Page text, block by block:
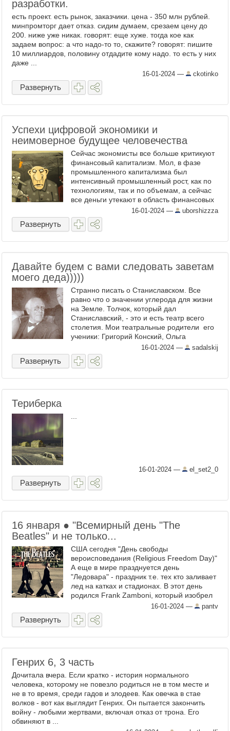
разработки.
есть проект. есть рынок, заказчики. цена - 350 млн рублей.
минпромторг дает отказ. сидим думаем, срезаем цену до
200. ниже уже никак. говорят: еще хуже. тогда кое как
задаем вопрос: а что надо-то то, скажите? говорят: пишите
10 миллиардов, половину отдадите кому надо. то есть у них
даже ...
16-01-2024 — ckotinko
Развернуть
Успехи цифровой экономики и
неимоверное будущее человечества
Сейчас экономисты все больше критикуют
финансовый капитализм. Мол, в фазе
промышленного капитализма был
интенсивный промышленный рост, как по
технологиям, так и по объемам, а сейчас
все деньги утекают в область финансовых
спекуляций. Некоторые экономисты
доходят до такого бесстыдства, ...
16-01-2024 — uborshizzza
Развернуть
Давайте будем с вами следовать заветам
моего деда)))))
Странно писать о Станиславском. Все
равно что о значении углерода для жизни
на Земле. Толчок, который дал
Станиславский, - это и есть театр всего
столетия. Мои театральные родители его
ученики: Григорий Конский, Ольга
Андровская, Светлана Собинова ...
16-01-2024 — sadalskij
Развернуть
Териберка
16-01-2024 — el_set2_0
Развернуть
16 января ● "Всемирный день "The
Beatles" и не только...
США сегодня "День свободы
вероисповедания (Religious Freedom Day)"
А еще в мире празднуется день
"Ледовара" - праздник т.е. тех кто заливает
лед на катках и стадионах. В этот день
родился Frank Zamboni, который изобрел
ресурфейсер – ледовый комбайн для
восстановления льда на катках. ...
16-01-2024 — pantv
Развернуть
Генрих 6, 3 часть
Дочитала вчера. Если кратко - история нормального
человека, которому не повезло родиться не в том месте и
не в то время, среди гадов и злодеев. Как овечка в стае
волков - вот как выглядит Генрих. Он пытается закончить
войну - любыми жертвами, включая отказ от трона. Его
обвиняют в ...